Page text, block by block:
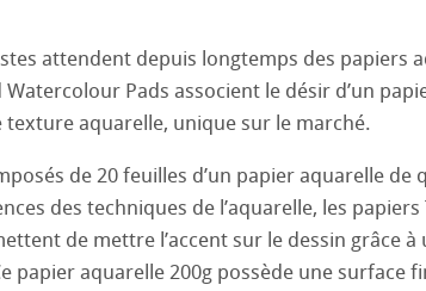
ICC
générations
Program
& QT Albums
en lin
Arts
attendent depuis longtemps des papiers
Watercolour Pads associent le désir d’un
texture aquarelle, unique sur le marché.
de 20 feuilles d’un papier aquarelle de
des techniques de l’aquarelle, les papiers
de mettre l’accent sur le dessin grâce à
papier aquarelle 200g possède une surface